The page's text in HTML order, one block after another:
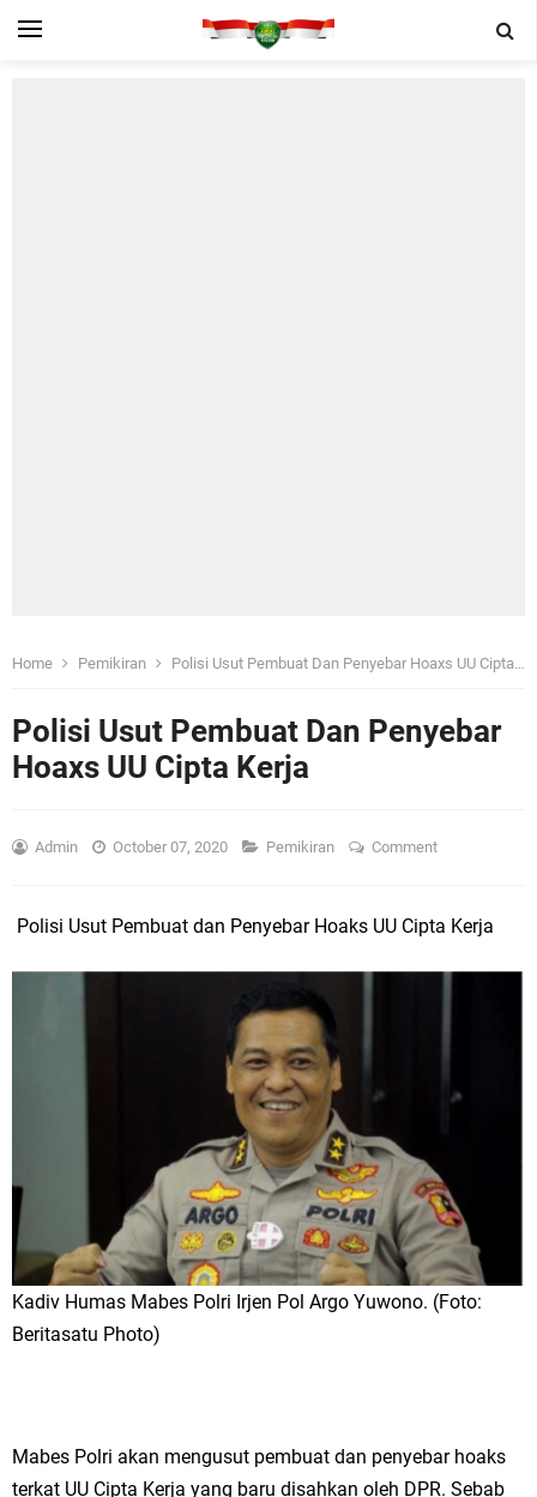
Home Pemikiran Polisi Usut Pembuat Dan Penyebar Hoaxs UU Cipta Kerja
Polisi Usut Pembuat Dan Penyebar
Hoaxs UU Cipta Kerja
Admin October 07, 2020 Pemikiran Comment
Polisi Usut Pembuat dan Penyebar Hoaks UU Cipta Kerja
Kadiv Humas Mabes Polri Irjen Pol Argo Yuwono. (Foto:
Beritasatu Photo)
Mabes Polri akan mengusut pembuat dan penyebar hoaks
terkat UU Cipta Kerja yang baru disahkan oleh DPR. Sebab